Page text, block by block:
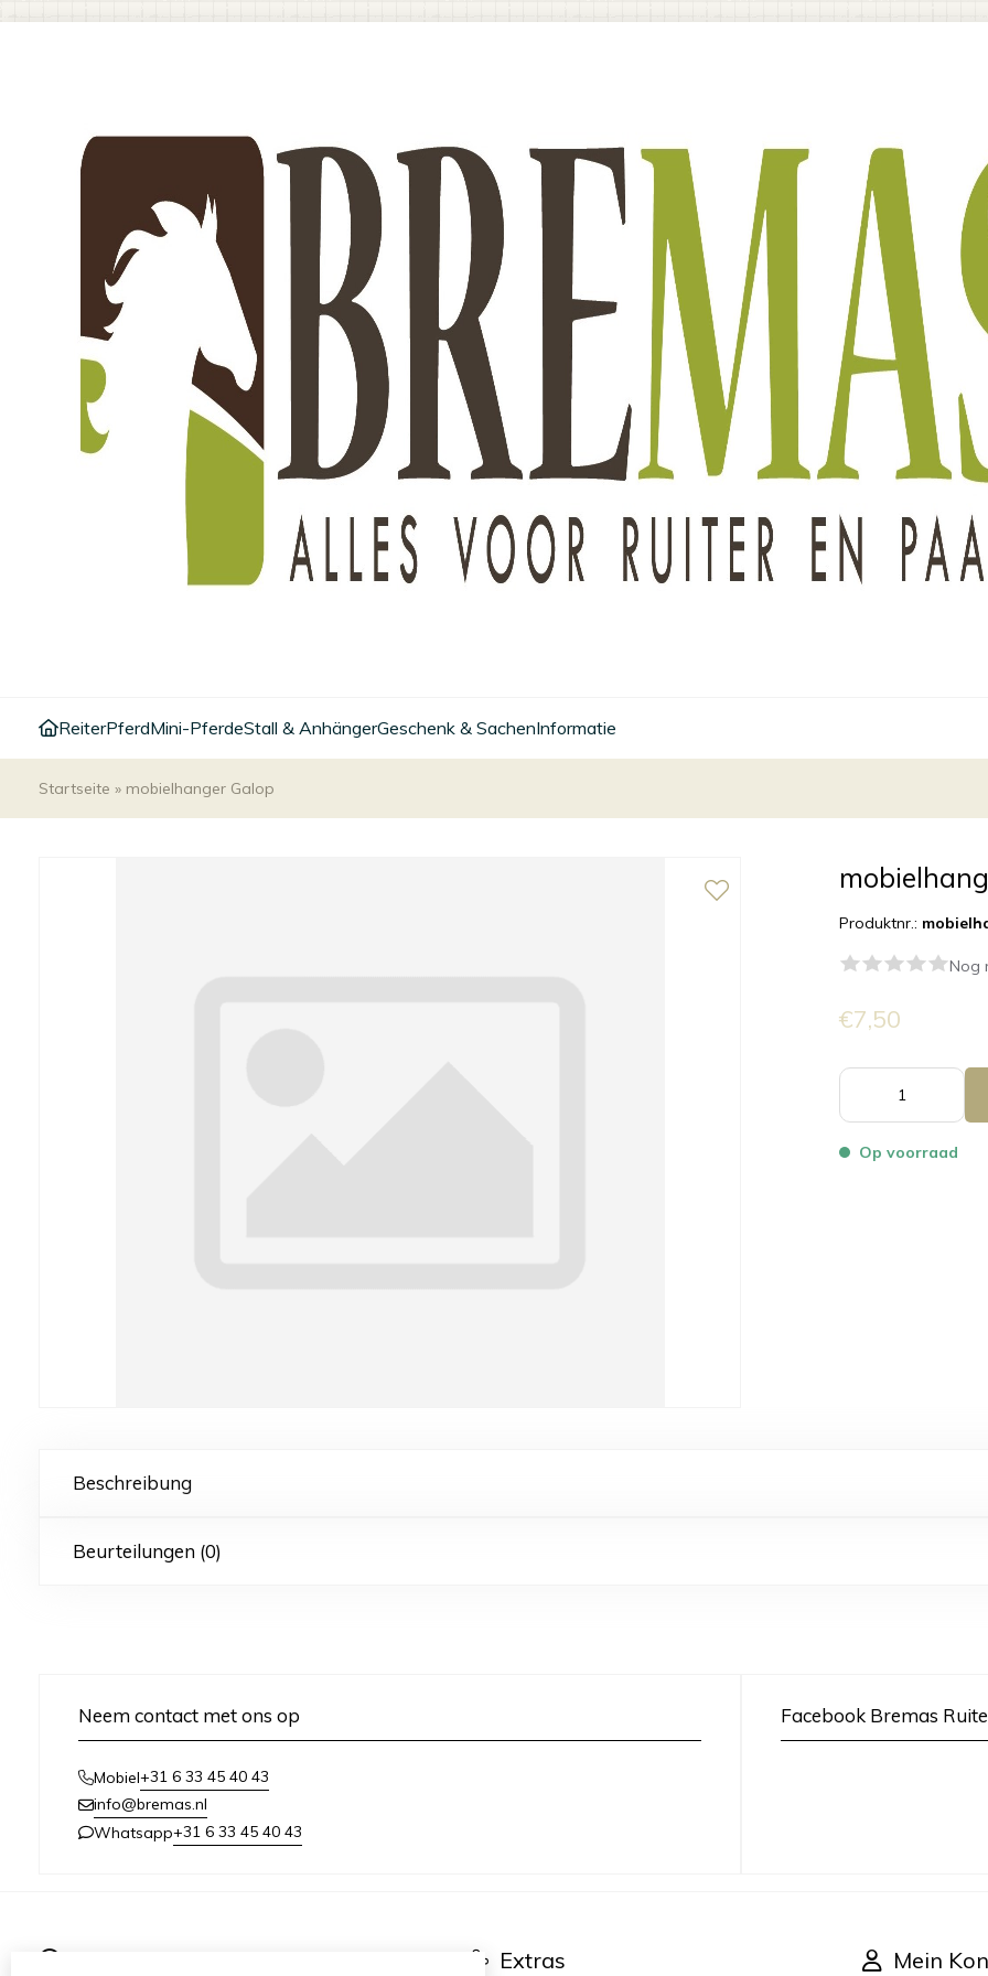
ReiterPferdMini-PferdeStall & AnhängerGeschenk & SachenInformatie
Startseite » mobielhanger Galop
Produktnr.:
Nog
€7,50
Op voorraad
Beschreibung
Beurteilungen (0)
Neem contact met ons op
Mobiel+31 6 33 45 40 43
info@bremas.nl
Whatsapp+31 6 33 45 40 43
Facebook Bremas
Extras Mein